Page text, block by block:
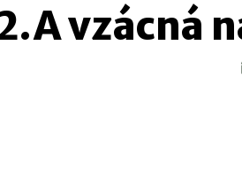
vzácná